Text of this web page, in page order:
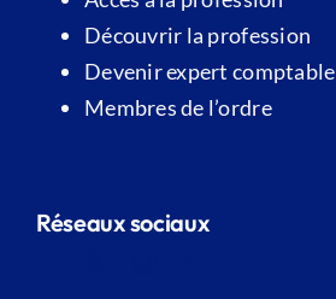
Découvrir la profession
Devenir expert comptable
Membres de l’ordre
Réseaux sociaux